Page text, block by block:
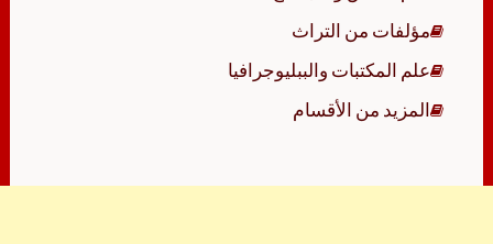
مؤلفات من التراث
علم المكتبات والببليوجرافيا
المزيد من الأقسام